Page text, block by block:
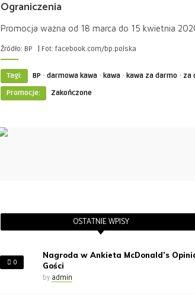
Ograniczenia
Promocja ważna od 18 marca do 15 kwietnia
Źródło: BP | Fot: facebook.com/bp.polska
Tagi: BP · darmowa kawa · kawa · kawa za darmo · za
Promocje:
Zakończone
OSTATNIE WPISY
0
Nagroda w Ankieta McDonald’s
Gości
by admin